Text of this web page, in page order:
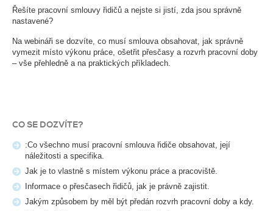
Řešíte pracovní smlouvy řidičů a nejste si jistí, zda jsou správně
nastavené?
Na webináři se dozvíte, co musí smlouva obsahovat, jak správně
vymezit místo výkonu práce, ošetřit přesčasy a rozvrh pracovní doby
– vše přehledně a na praktických příkladech.
CO SE DOZVÍTE?
:Co všechno musí pracovní smlouva řidiče obsahovat, její
náležitosti a specifika.
Jak je to vlastně s místem výkonu práce a pracoviště.
Informace o přesčasech řidičů, jak je právně zajistit.
Jakým způsobem by měl být předán rozvrh pracovní doby a kdy.